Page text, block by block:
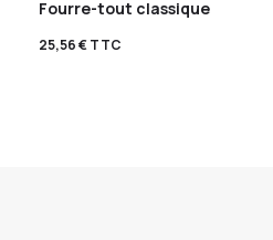
Fourre-tout classique
25,56€TTC